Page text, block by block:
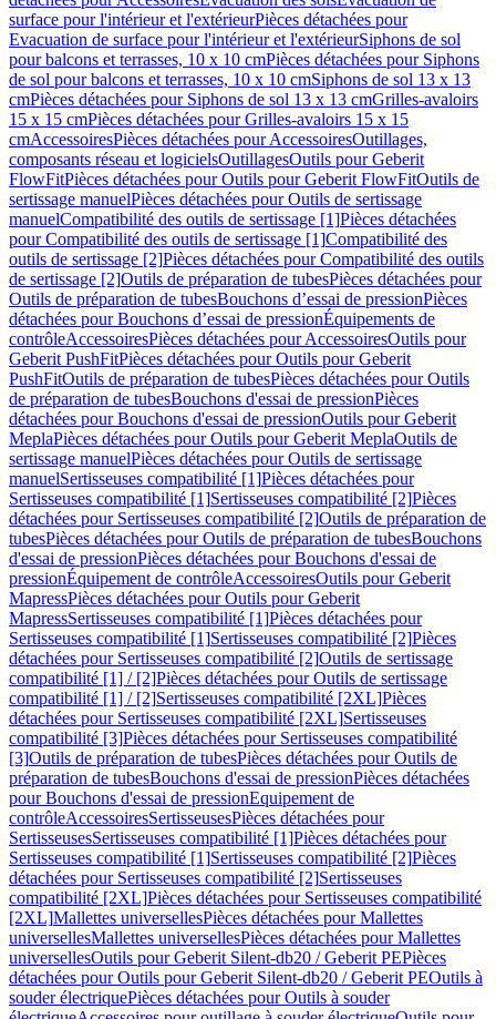
surface pour l'intérieur et l'extérieurPièces détachées pour
Evacuation de surface pour l'intérieur et l'extérieurSiphons de sol
pour balcons et terrasses, 10 x 10 cmPièces détachées pour Siphons
de sol pour balcons et terrasses, 10 x 10 cmSiphons de sol 13 x 13
cmPièces détachées pour Siphons de sol 13 x 13 cmGrilles-avaloirs
15 x 15 cmPièces détachées pour Grilles-avaloirs 15 x 15
cmAccessoiresPièces détachées pour AccessoiresOutillages,
composants réseau et logicielsOutillagesOutils pour Geberit
FlowFitPièces détachées pour Outils pour Geberit FlowFitOutils de
sertissage manuelPièces détachées pour Outils de sertissage
manuelCompatibilité des outils de sertissage [1]Pièces détachées
pour Compatibilité des outils de sertissage [1]Compatibilité des
outils de sertissage [2]Pièces détachées pour Compatibilité des outils
de sertissage [2]Outils de préparation de tubesPièces détachées pour
Outils de préparation de tubesBouchons d’essai de pressionPièces
détachées pour Bouchons d’essai de pressionÉquipements de
contrôleAccessoiresPièces détachées pour AccessoiresOutils pour
Geberit PushFitPièces détachées pour Outils pour Geberit
PushFitOutils de préparation de tubesPièces détachées pour Outils
de préparation de tubesBouchons d'essai de pressionPièces
détachées pour Bouchons d'essai de pressionOutils pour Geberit
MeplaPièces détachées pour Outils pour Geberit MeplaOutils de
sertissage manuelPièces détachées pour Outils de sertissage
manuelSertisseuses compatibilité [1]Pièces détachées pour
Sertisseuses compatibilité [1]Sertisseuses compatibilité [2]Pièces
détachées pour Sertisseuses compatibilité [2]Outils de préparation de
tubesPièces détachées pour Outils de préparation de tubesBouchons
d'essai de pressionPièces détachées pour Bouchons d'essai de
pressionÉquipement de contrôleAccessoiresOutils pour Geberit
MapressPièces détachées pour Outils pour Geberit
MapressSertisseuses compatibilité [1]Pièces détachées pour
Sertisseuses compatibilité [1]Sertisseuses compatibilité [2]Pièces
détachées pour Sertisseuses compatibilité [2]Outils de sertissage
compatibilité [1] / [2]Pièces détachées pour Outils de sertissage
compatibilité [1] / [2]Sertisseuses compatibilité [2XL]Pièces
détachées pour Sertisseuses compatibilité [2XL]Sertisseuses
compatibilité [3]Pièces détachées pour Sertisseuses compatibilité
[3]Outils de préparation de tubesPièces détachées pour Outils de
préparation de tubesBouchons d'essai de pressionPièces détachées
pour Bouchons d'essai de pressionEquipement de
contrôleAccessoiresSertisseusesPièces détachées pour
SertisseusesSertisseuses compatibilité [1]Pièces détachées pour
Sertisseuses compatibilité [1]Sertisseuses compatibilité [2]Pièces
détachées pour Sertisseuses compatibilité [2]Sertisseuses
compatibilité [2XL]Pièces détachées pour Sertisseuses compatibilité
[2XL]Mallettes universellesPièces détachées pour Mallettes
universellesMallettes universellesPièces détachées pour Mallettes
universellesOutils pour Geberit Silent-db20 / Geberit PEPièces
détachées pour Outils pour Geberit Silent-db20 / Geberit PEOutils à
souder électriquePièces détachées pour Outils à souder